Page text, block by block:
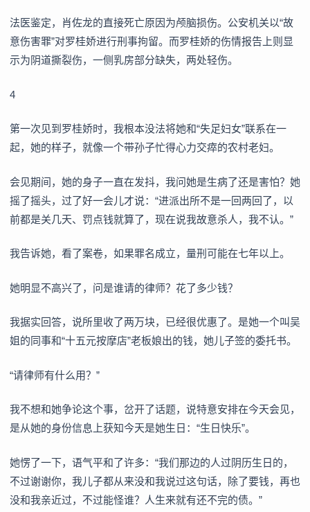
法医鉴定，肖佐龙的直接死亡原因为颅脑损伤。公安机关以“故
意伤害罪”对罗桂娇进行刑事拘留。而罗桂娇的伤情报告上则显
示为阴道撕裂伤，一侧乳房部分缺失，两处轻伤。
4
第一次见到罗桂娇时，我根本没法将她和“失足妇女”联系在一
起，她的样子，就像一个带孙子忙得心力交瘁的农村老妇。
会见期间，她的身子一直在发抖，我问她是生病了还是害怕？她
摇了摇头，过了好一会儿才说：“进派出所不是一回两回了，以
前都是关几天、罚点钱就算了，现在说我故意杀人，我不认。”
我告诉她，看了案卷，如果罪名成立，量刑可能在七年以上。
她明显不高兴了，问是谁请的律师？花了多少钱？
我据实回答，说所里收了两万块，已经很优惠了。是她一个叫吴
姐的同事和“十五元按摩店”老板娘出的钱，她儿子签的委托书。
“请律师有什么用？”
我不想和她争论这个事，岔开了话题，说特意安排在今天会见，
是从她的身份信息上获知今天是她生日：“生日快乐”。
她愣了一下，语气平和了许多：“我们那边的人过阴历生日的，
不过谢谢你，我儿子都从来没和我说过这句话，除了要钱，再也
没和我亲近过，不过能怪谁？人生来就有还不完的债。”